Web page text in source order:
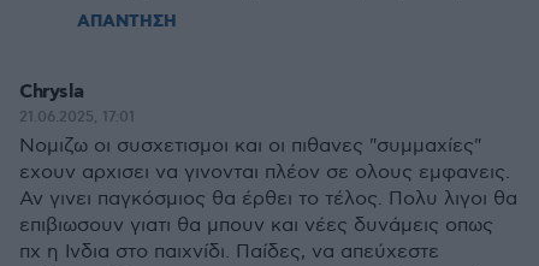
ΑΠΑΝΤΗΣΗ
Chrysla
21.06.2025, 17:01
Νομιζω οι συσχετισμοι και οι πιθανες "συμμαχίες"
εχουν αρχισει να γινονται πλέον σε ολους εμφανεις.
Αν γινει παγκόσμιος θα έρθει το τέλος. Πολυ λιγοι θα
επιβιωσουν γιατι θα μπουν και νέες δυνάμεις οπως
πχ η Ινδια στο παιχνίδι. Παίδες, να απεύχεστε